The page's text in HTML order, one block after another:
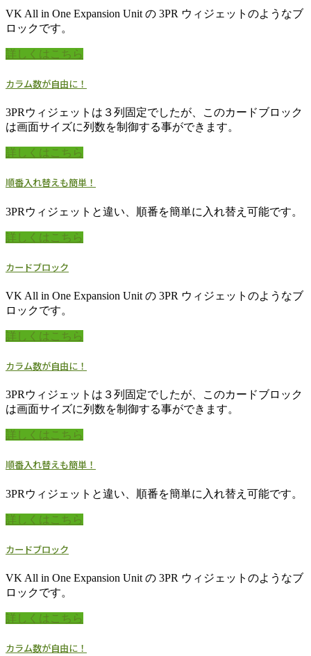
VK All in One Expansion Unit の 3PR ウィジェットのようなブ
ロックです。
詳しくはこちら
カラム数が自由に！
3PRウィジェットは３列固定でしたが、このカードブロック
は画面サイズに列数を制御する事ができます。
詳しくはこちら
順番入れ替えも簡単！
3PRウィジェットと違い、順番を簡単に入れ替え可能です。
詳しくはこちら
カードブロック
VK All in One Expansion Unit の 3PR ウィジェットのようなブ
ロックです。
詳しくはこちら
カラム数が自由に！
3PRウィジェットは３列固定でしたが、このカードブロック
は画面サイズに列数を制御する事ができます。
詳しくはこちら
順番入れ替えも簡単！
3PRウィジェットと違い、順番を簡単に入れ替え可能です。
詳しくはこちら
カードブロック
VK All in One Expansion Unit の 3PR ウィジェットのようなブ
ロックです。
詳しくはこちら
カラム数が自由に！